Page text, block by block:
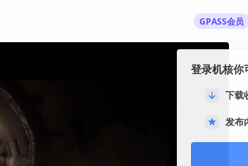
GPASS会员
登录机核你
下载
发布